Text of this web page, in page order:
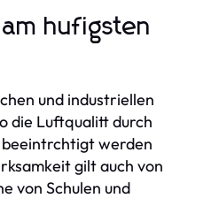
hufigsten
und industriellen
die Luftqualitt durch
werden
gilt auch von
von Schulen und